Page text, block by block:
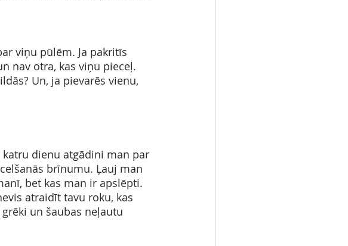
viņu pūlēm. Ja pakritīs
nav otra, kas viņu pieceļ.
Un, ja pievarēs vienu,
dienu atgādini man par
brīnumu. Ļauj man
bet kas man ir apslēpti.
atraidīt tavu roku, kas
un šaubas neļautu